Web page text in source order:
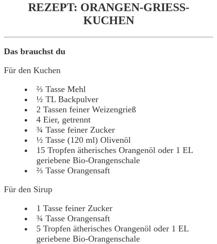
REZEPT: ORANGEN-GRIESS-
KUCHEN
Das brauchst du
Für den Kuchen
⅔ Tasse Mehl
½ TL Backpulver
2 Tassen feiner Weizengrieß
4 Eier, getrennt
¾ Tasse feiner Zucker
½ Tasse (120 ml) Olivenöl
15 Tropfen ätherisches Orangenöl oder 1 EL
geriebene Bio-Orangenschale
⅔ Tasse Orangensaft
Für den Sirup
1 Tasse feiner Zucker
¾ Tasse Orangensaft
5 Tropfen ätherisches Orangenöl oder 1 EL
geriebene Bio-Orangenschale